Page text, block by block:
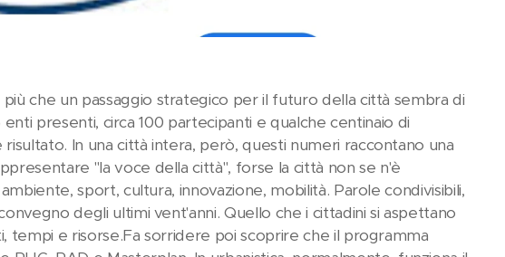
che un passaggio strategico per il futuro della città sembra di
presenti, circa 100 partecipanti e qualche centinaio di
In una città intera, però, questi numeri raccontano una
"la voce della città", forse la città non se n'è
sport, cultura, innovazione, mobilità. Parole condivisibili,
degli ultimi vent'anni. Quello che i cittadini si aspettano
e risorse.Fa sorridere poi scoprire che il programma